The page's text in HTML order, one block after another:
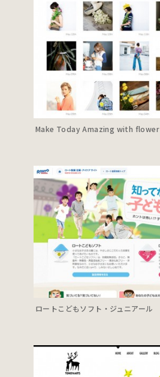
Make Today Amazing with flower
ロートこどもソフト・ジュニアール